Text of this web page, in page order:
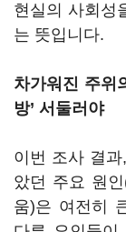
현실의 사회성
는 뜻입니다.
차가워진 주위
방’ 서둘러야
이번 조사 결
았던 주요 원
움)은 여전히